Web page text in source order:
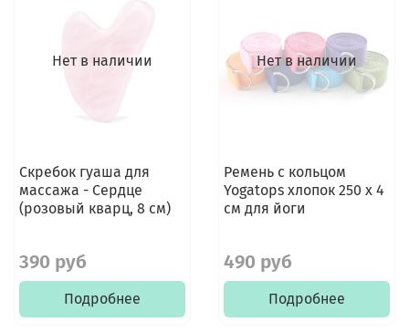
Нет в наличии
Скребок гуаша для
массажа - Сердце
(розовый кварц, 8 см)
390 руб
Подробнее
Нет в наличии
Ремень с кольцом
Yogatops хлопок 250 х 4
см для йоги
490 руб
Подробнее